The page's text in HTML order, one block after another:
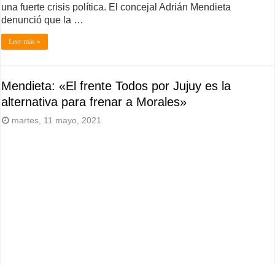
una fuerte crisis política. El concejal Adrián Mendieta
denunció que la …
Leer más »
Mendieta: «El frente Todos por Jujuy es la
alternativa para frenar a Morales»
martes, 11 mayo, 2021